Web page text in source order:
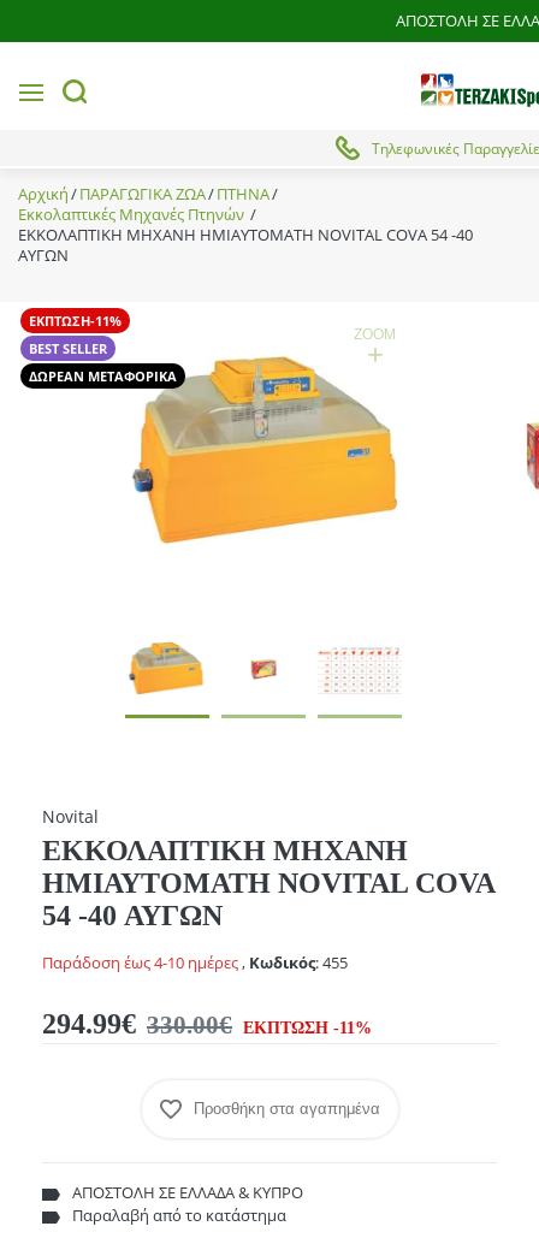
ΑΠΟΣΤΟΛΗ ΣΕ
Τηλεφωνικές
MENUbutton.search
Αρχική ΠΑΡΑΓΩΓΙΚΑ ΖΩΑ ΠΤΗΝΑ
Εκκολαπτικές Μηχανές Πτηνών
ΕΚΚΟΛΑΠΤΙΚΗ ΜΗΧΑΝΗ ΗΜΙΑΥΤΟΜΑΤΗ NOVITAL COVA 54 -40
ΑΥΓΩΝ
ΕΚΠΤΩΣΗ-11%
BEST SELLER
ΔΩΡΕΑΝ ΜΕΤΑΦΟΡΙΚΑ
ZOOM
+
Novital
ΕΚΚΟΛΑΠΤΙΚΗ ΜΗΧΑΝΗ
ΗΜΙΑΥΤΟΜΑΤΗ NOVITAL COVA
54 -40 ΑΥΓΩΝ
Παράδοση έως 4-10 ημέρες , Κωδικός:455
294.99€ 330.00€ ΕΚΠΤΩΣΗ -11%
Προσθήκη στα αγαπημένα
ΑΠΟΣΤΟΛΗ ΣΕ ΕΛΛΑΔΑ & ΚΥΠΡΟ
Παραλαβή από το κατάστημα